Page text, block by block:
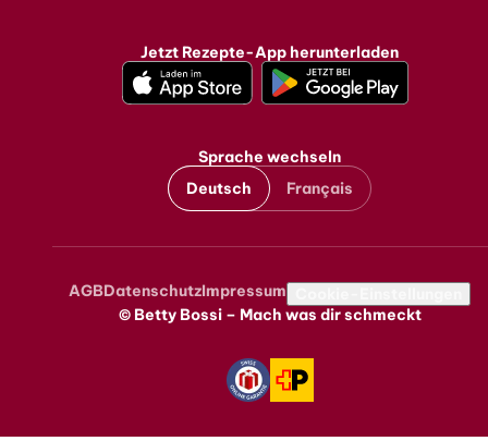
Jetzt Rezepte-App herunterladen
Sprache wechseln
Deutsch
Français
Metanavigation
AGBDatenschutzImpressum
© Betty Bossi – Mach was dir schmeckt